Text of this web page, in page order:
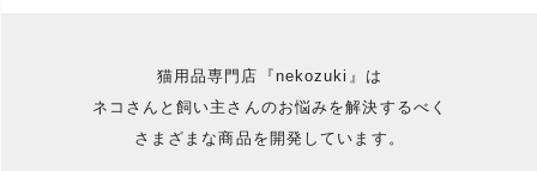
猫用品専門店『nekozuki』は
ネコさんと飼い主さんのお悩みを解決するべく
さまざまな商品を開発しています。